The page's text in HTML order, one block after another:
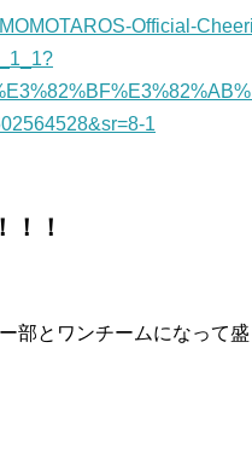
Official-
1
！
部とワンチームになって